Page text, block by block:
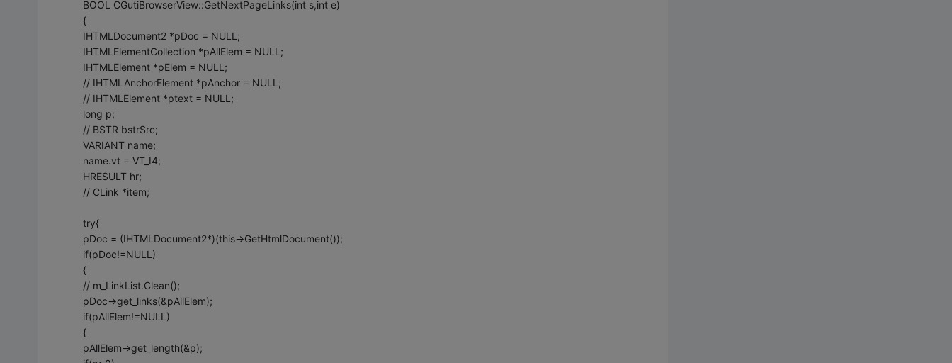
BOOL CGutiBrowserView::GetNextPageLinks(int s,int e)
{
IHTMLDocument2 *pDoc = NULL;
IHTMLElementCollection *pAllElem = NULL;
IHTMLElement *pElem = NULL;
// IHTMLAnchorElement *pAnchor = NULL;
// IHTMLElement *ptext = NULL;
long p;
// BSTR bstrSrc;
VARIANT name;
name.vt = VT_I4;
HRESULT hr;
// CLink *item;
try{
pDoc = (IHTMLDocument2*)(this->GetHtmlDocument());
if(pDoc!=NULL)
{
// m_LinkList.Clean();
pDoc->get_links(&pAllElem);
if(pAllElem!=NULL)
{
pAllElem->get_length(&p);